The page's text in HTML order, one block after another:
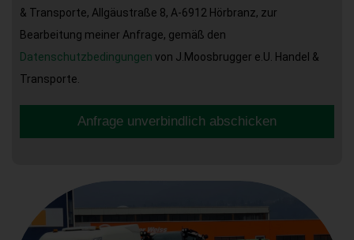
& Transporte, Allgäustraße 8, A-6912 Hörbranz, zur
Bearbeitung meiner Anfrage, gemäß den
Datenschutzbedingungen von J.Moosbrugger e.U. Handel &
Transporte.
Anfrage unverbindlich abschicken